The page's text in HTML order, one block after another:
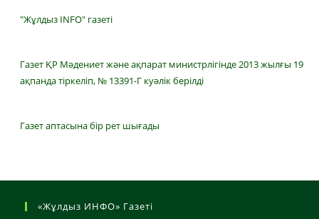
"Жұлдыз INFO" газеті
Газет ҚР Мәдениет және ақпарат министрлігінде 2013 жылғы 19
ақпанда тіркеліп, № 13391-Г куәлік берілді
Газет аптасына бір рет шығады
«Жұлдыз ИНФО» Газеті